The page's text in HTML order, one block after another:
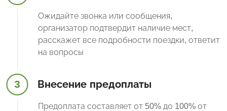
Ожидайте звонка или сообщения,
организатор подтвердит наличие мест,
расскажет все подробности поездки, ответит
на вопросы
3 Внесение предоплаты
Предоплата составляет от 50% до 100% от